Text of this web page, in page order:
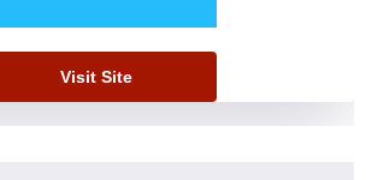
Visit Site